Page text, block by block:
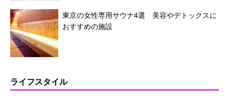
東京の女性専用サウナ4選 美容やデトックスに
おすすめの施設
ライフスタイル